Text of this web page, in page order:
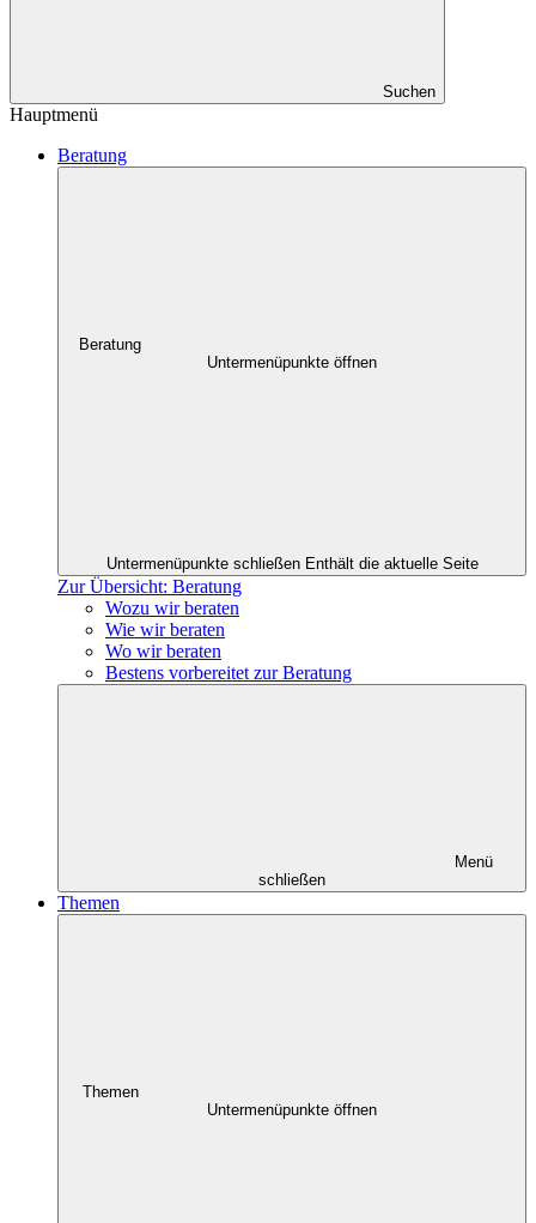
Suchen
Hauptmenü
Beratung
Beratung
Untermenüpunkte öffnen
Untermenüpunkte schließen Enthält die aktuelle Seite
Zur Übersicht: Beratung
Wozu wir beraten
Wie wir beraten
Wo wir beraten
Bestens vorbereitet zur Beratung
Menü
schließen
Themen
Themen
Untermenüpunkte öffnen